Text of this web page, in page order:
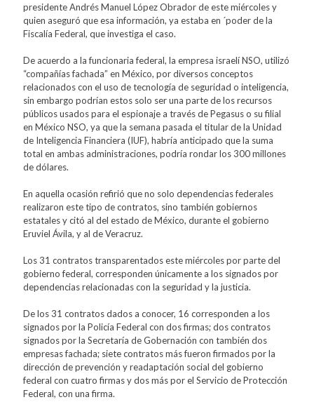
presidente Andrés Manuel López Obrador de este miércoles y
quien aseguró que esa información, ya estaba en ´poder de la
Fiscalía Federal, que investiga el caso.
De acuerdo a la funcionaria federal, la empresa israelí NSO, utilizó
“compañías fachada” en México, por diversos conceptos
relacionados con el uso de tecnología de seguridad o inteligencia,
sin embargo podrían estos solo ser una parte de los recursos
públicos usados para el espionaje a través de Pegasus o su filial
en México NSO, ya que la semana pasada el titular de la Unidad
de Inteligencia Financiera (IUF), habría anticipado que la suma
total en ambas administraciones, podría rondar los 300 millones
de dólares.
En aquella ocasión refirió que no solo dependencias federales
realizaron este tipo de contratos, sino también gobiernos
estatales y citó al del estado de México, durante el gobierno
Eruviel Ávila, y al de Veracruz.
Los 31 contratos transparentados este miércoles por parte del
gobierno federal, corresponden únicamente a los signados por
dependencias relacionadas con la seguridad y la justicia.
De los 31 contratos dados a conocer, 16 corresponden a los
signados por la Policía Federal con dos firmas; dos contratos
signados por la Secretaría de Gobernación con también dos
empresas fachada; siete contratos más fueron firmados por la
dirección de prevención y readaptación social del gobierno
federal con cuatro firmas y dos más por el Servicio de Protección
Federal, con una firma.